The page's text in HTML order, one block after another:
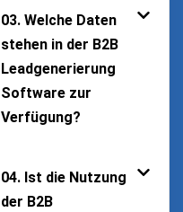
03. Welche Daten
stehen in der B2B
Leadgenerierung
Software zur
Verfügung?
04. Ist die Nutzung
der B2B